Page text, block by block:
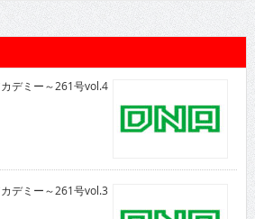
デミー～261号vol.4
デミー～261号vol.3